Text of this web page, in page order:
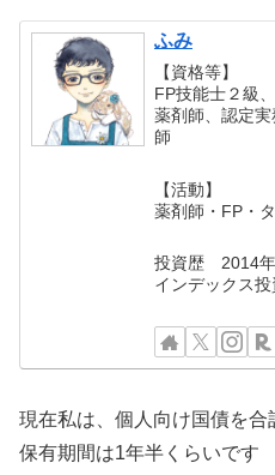
ふみ
【資格等】
FP技能士２級
薬剤師、認定
師
【活動】
薬剤師・FP・
投資歴 2014
インデックス
現在私は、個人向け国債を合
保有期間は1年半くらいです